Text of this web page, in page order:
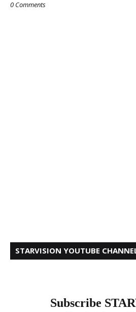
0 Comments
STARVISION YOUTUBE
Subscribe